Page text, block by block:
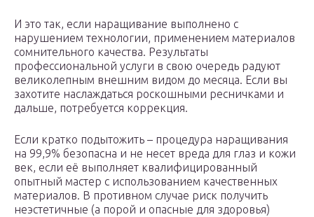
И это так, если наращивание выполнено с
нарушением технологии, применением материалов
сомнительного качества. Результаты
профессиональной услуги в свою очередь радуют
великолепным внешним видом до месяца. Если вы
захотите наслаждаться роскошными ресничками и
дальше, потребуется коррекция.
Если кратко подытожить – процедура наращивания
на 99,9% безопасна и не несет вреда для глаз и кожи
век, если её выполняет квалифицированный
опытный мастер с использованием качественных
материалов. В противном случае риск получить
неэстетичные (а порой и опасные для здоровья)